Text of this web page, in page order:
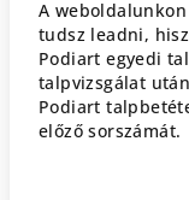
A
tudsz leadni,
Podiart egyedi
talpvizsgálat
Podiart
előző sorszámát.